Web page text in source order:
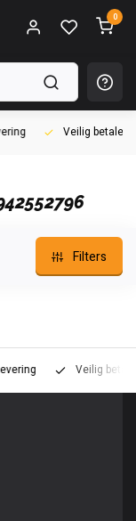
0
Veilig betalen
Filters
Veilig betalen